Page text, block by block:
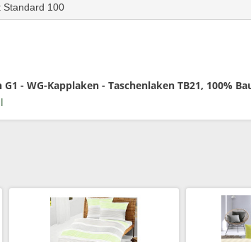
Standard 100
- WG-Kapplaken - Taschenlaken TB21, 100%